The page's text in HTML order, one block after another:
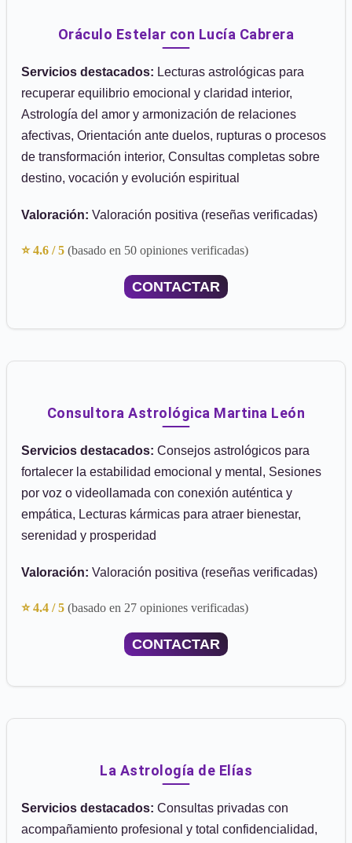
Oráculo Estelar con Lucía Cabrera
Servicios destacados: Lecturas astrológicas para
recuperar equilibrio emocional y claridad interior,
Astrología del amor y armonización de relaciones
afectivas, Orientación ante duelos, rupturas o procesos
de transformación interior, Consultas completas sobre
destino, vocación y evolución espiritual
Valoración: Valoración positiva (reseñas verificadas)
⭐ 4.6 / 5 (basado en 50 opiniones verificadas)
CONTACTAR
Consultora Astrológica Martina León
Servicios destacados: Consejos astrológicos para
fortalecer la estabilidad emocional y mental, Sesiones
por voz o videollamada con conexión auténtica y
empática, Lecturas kármicas para atraer bienestar,
serenidad y prosperidad
Valoración: Valoración positiva (reseñas verificadas)
⭐ 4.4 / 5 (basado en 27 opiniones verificadas)
CONTACTAR
La Astrología de Elías
Servicios destacados: Consultas privadas con
acompañamiento profesional y total confidencialidad,